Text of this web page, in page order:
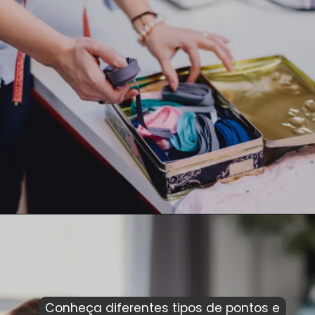
Conheça diferentes tipos de pontos e
Conheça diferentes tipos de pontos e